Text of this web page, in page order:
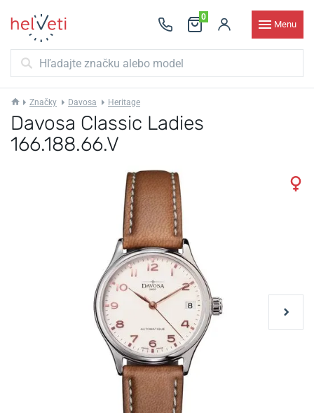
0
Menu
Značky Davosa Heritage
Davosa Classic Ladies
166.188.66.V